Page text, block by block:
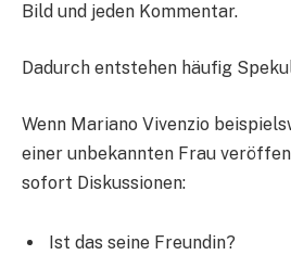
Bild und jeden Kommentar.
Dadurch entstehen häufig
Wenn Mariano Vivenzio
einer unbekannten Frau
sofort Diskussionen:
Ist das seine Freundin?